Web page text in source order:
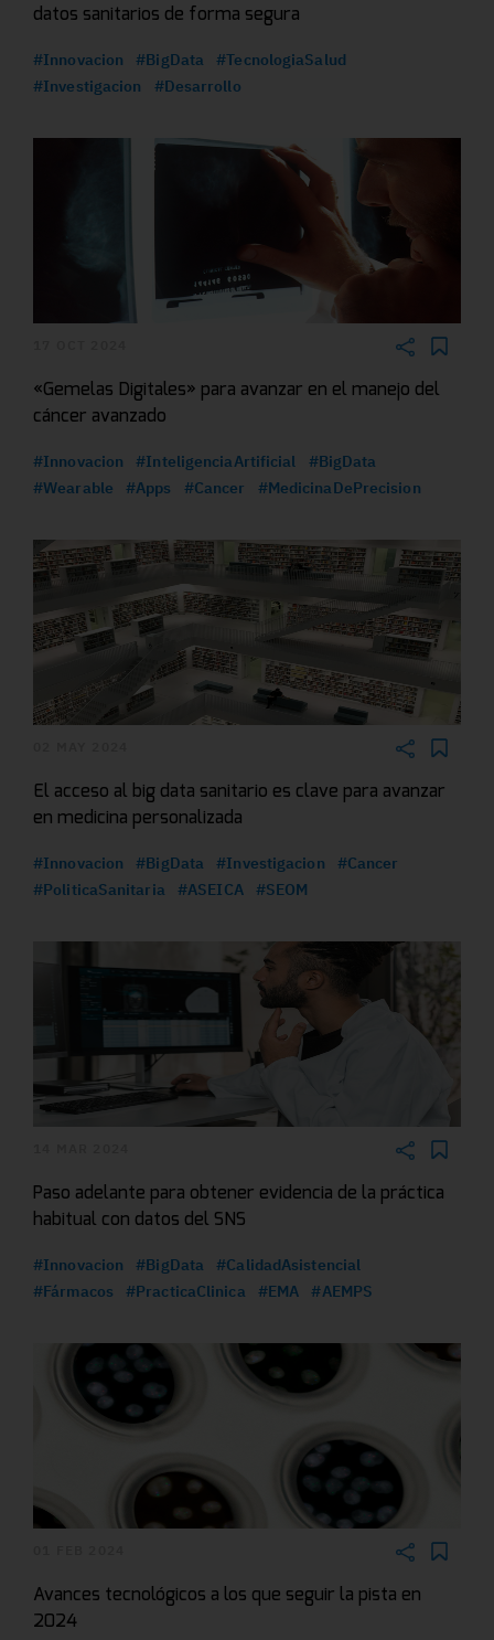
datos sanitarios de forma segura
#Innovacion #BigData
#TecnologiaSalud
#Investigacion
#Desarrollo
«Gemelas Digitales» para avanzar en el manejo del
cáncer avanzado
#Innovacion #InteligenciaArtificial
#BigData
#Wearable
#Apps #Cancer #MedicinaDePrecision
El acceso al big data sanitario es clave para avanzar
en medicina personalizada
#Innovacion #BigData #Investigacion
#Cancer
#PoliticaSanitaria
#ASEICA #SEOM
Paso adelante para obtener evidencia de la práctica
habitual con datos del SNS
#Innovacion #BigData
#CalidadAsistencial
#Fármacos
#PracticaClinica #EMA #AEMPS
Avances tecnológicos a los que seguir la pista en
2024